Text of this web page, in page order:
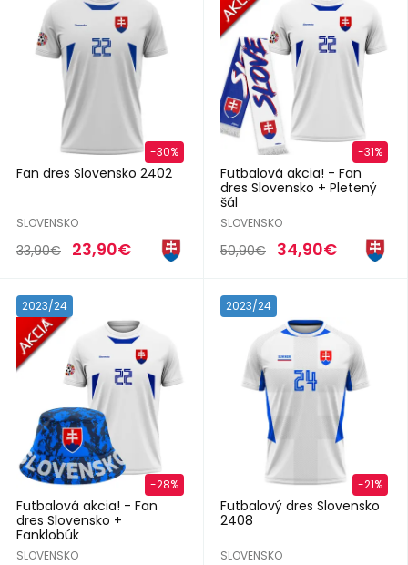
-30%
Fan dres Slovensko 2402
SLOVENSKO
33,90€ 23,90€
-31%
Futbalová akcia! - Fan
dres Slovensko + Pletený
šál
SLOVENSKO
50,90€ 34,90€
2023/24
-28%
Futbalová akcia! - Fan
dres Slovensko +
Fanklobúk
SLOVENSKO
2023/24
-21%
Futbalový dres Slovensko
2408
SLOVENSKO